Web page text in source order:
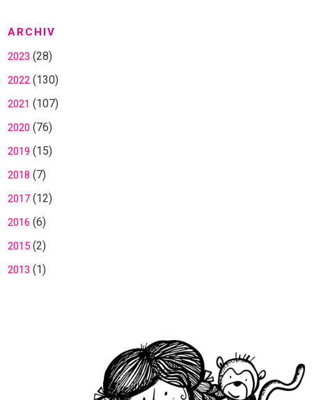
ARCHIV
2023 (28)
2022 (130)
2021 (107)
2020 (76)
2019 (15)
2018 (7)
2017(12)
2016 (6)
2015(2)
2013 (1)